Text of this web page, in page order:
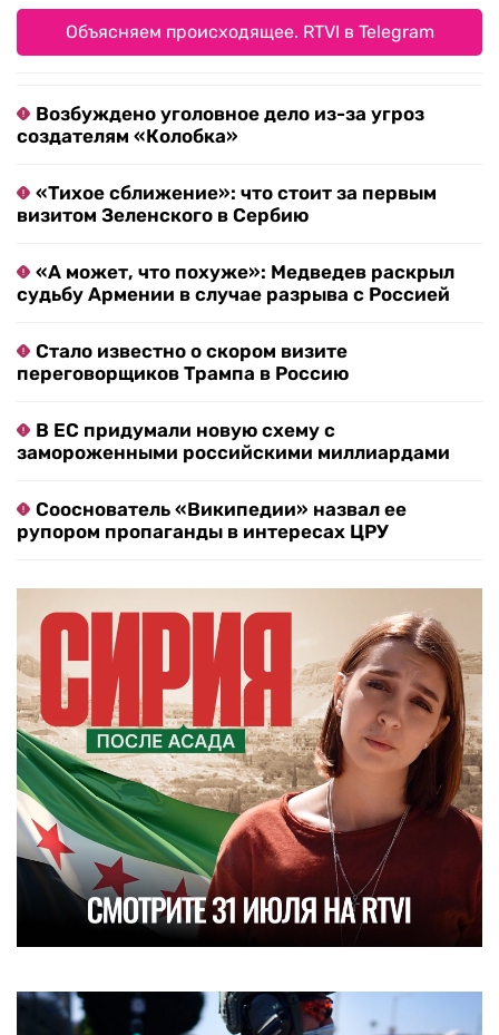
Объясняем происходящее. RTVI в Telegram
Возбуждено уголовное дело из-за угроз
создателям «Колобка»
«Тихое сближение»: что стоит за первым
визитом Зеленского в Сербию
«А может, что похуже»: Медведев раскрыл
судьбу Армении в случае разрыва с Россией
Стало известно о скором визите
переговорщиков Трампа в Россию
В ЕС придумали новую схему с
замороженными российскими миллиардами
Сооснователь «Википедии» назвал ее
рупором пропаганды в интересах ЦРУ